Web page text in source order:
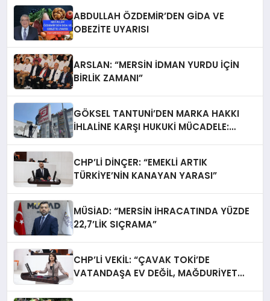
ABDULLAH ÖZDEMİR’DEN GİDA VE
OBEZİTE UYARISI
ARSLAN: “MERSİN İDMAN YURDU İÇİN
BİRLİK ZAMANI”
GÖKSEL TANTUNİ’DEN MARKA HAKKI
İHLALİNE KARŞI HUKUKİ MÜCADELE:
CHP’Lİ DİNÇER: “EMEKLİ ARTIK
TÜRKİYE’NİN KANAYAN YARASI”
MÜSİAD: “MERSİN İHRACATINDA YÜZDE
22,7’LİK SIÇRAMA”
CHP’Lİ VEKİL: “ÇAVAK TOKİ’DE
VATANDAŞA EV DEĞİL, MAĞDURİYET